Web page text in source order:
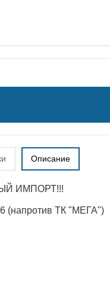
Описание
ИМПОРТ!!!
(напротив ТК "МЕГА")